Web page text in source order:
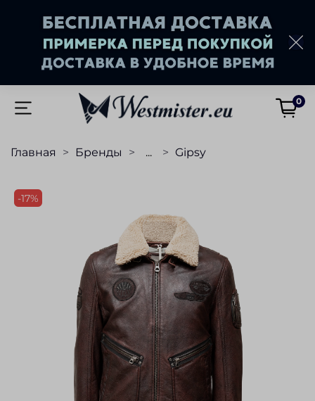
0
Главная Бренды ... Gipsy
-17%